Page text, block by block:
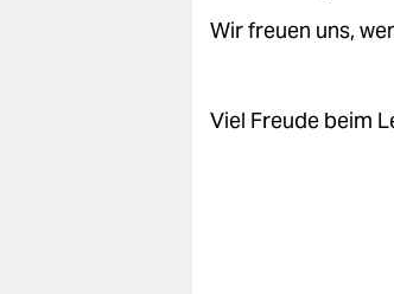
Wir freuen uns,
Viel Freude beim